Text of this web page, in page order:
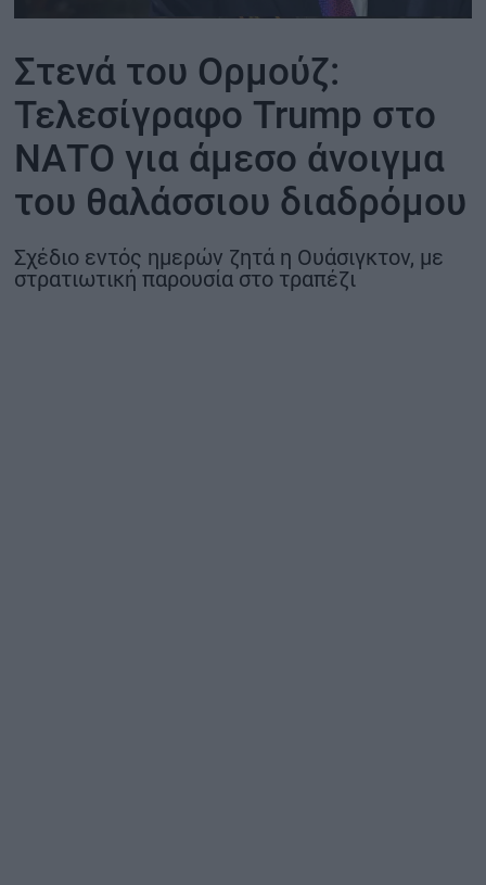
MY PROPERTY
ΚΑΡΑΜΠΟΛΕΣ
ΟΡΟΙ ΧΡΗΣΗΣ
ΕΠΙΚΟΙΝΩΝΙΑ
Στενά του Ορμούζ:
Τελεσίγραφο Trump στο
ΝΑΤΟ για άμεσο άνοιγμα
του θαλάσσιου διαδρόμου
Σχέδιο εντός ημερών ζητά η Ουάσιγκτον, με
στρατιωτική παρουσία στο τραπέζι